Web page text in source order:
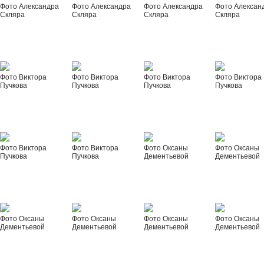
Фото Александра
Скляра
Фото Александра
Скляра
Фото Александра
Скляра
Фото
Скляра
Фото Виктора
Пучкова
Фото Виктора
Пучкова
Фото Виктора
Пучкова
Фото Виктора
Пучкова
Фото Виктора
Пучкова
Фото Виктора
Пучкова
Фото Оксаны
Дементьевой
Фото Оксаны
Дементьевой
Фото Оксаны
Дементьевой
Фото Оксаны
Дементьевой
Фото Оксаны
Дементьевой
Фото Оксаны
Дементьевой